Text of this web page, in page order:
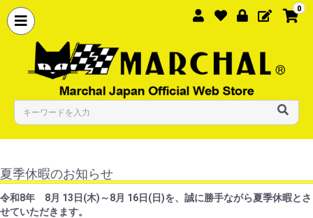
0
夏季休暇のお知らせ
令和8年 8月 13日(木)～8月 16日(日)を、誠に勝手ながら夏季休暇とさ
せていただきます。